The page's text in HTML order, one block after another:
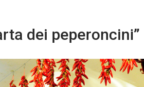
dei peperoncini”